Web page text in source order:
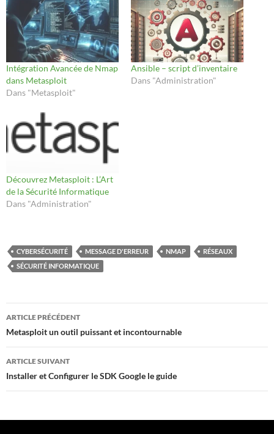
Intégration Avancée de Nmap
dans Metasploit
Dans "Metasploit"
Ansible – script d’inventaire
Dans "Administration"
Découvrez Metasploit : L’Art
de la Sécurité Informatique
Dans "Administration"
CYBERSÉCURITÉ MESSAGE D'ERREUR NMAP
RÉSEAUX
SÉCURITÉ INFORMATIQUE
Navigation
des
articles
ARTICLE PRÉCÉDENT
Metasploit un outil puissant et incontournable
ARTICLE SUIVANT
Installer et Configurer le SDK Google le guide